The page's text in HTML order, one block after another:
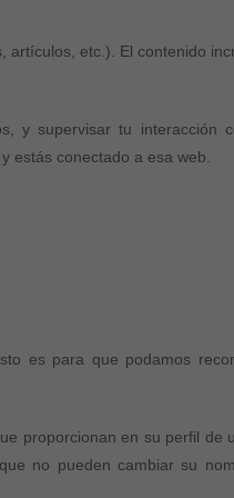
artículos, etc.). El contenido
y supervisar tu interacción
estás conectado a esa web.
es para que podamos
proporcionan en su perfil de
no pueden cambiar su